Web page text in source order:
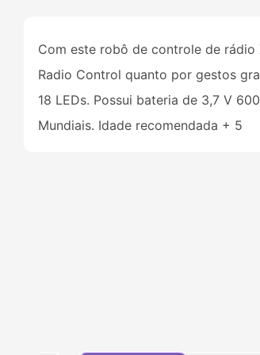
Com este robô de controle de
Radio Control quanto por gestos
18 LEDs. Possui bateria de 3,7 V
Mundiais. Idade recomendada + 5